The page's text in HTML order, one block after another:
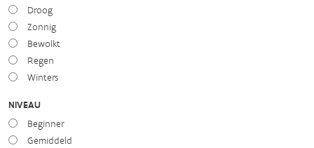
Droog
Zonnig
Bewolkt
Regen
Winters
NIVEAU
Beginner
Gemiddeld